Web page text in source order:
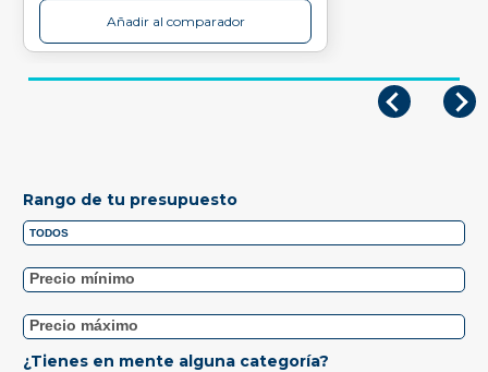
Añadir al comparador
Rango de tu presupuesto
¿Tienes en mente alguna categoría?